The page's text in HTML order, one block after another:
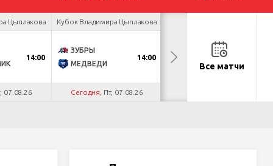
Цыплакова
14:00
07.08.26
Кубок Владимира Цыплакова
ЗУБРЫ
МЕДВЕДИ
14:00
Сегодня , Пт, 07.08.26
ДНМ-ШИННИК
ТАЙФУНВсе матчи